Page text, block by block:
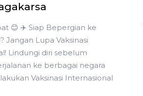
😊 ✈️ Siap Bepergian ke
Jangan Lupa Vaksinasi
Lindungi diri sebelum
ke berbagai negara
Vaksinasi Internasional